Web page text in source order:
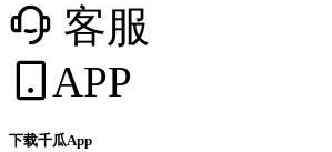
客服
APP
下载千瓜App